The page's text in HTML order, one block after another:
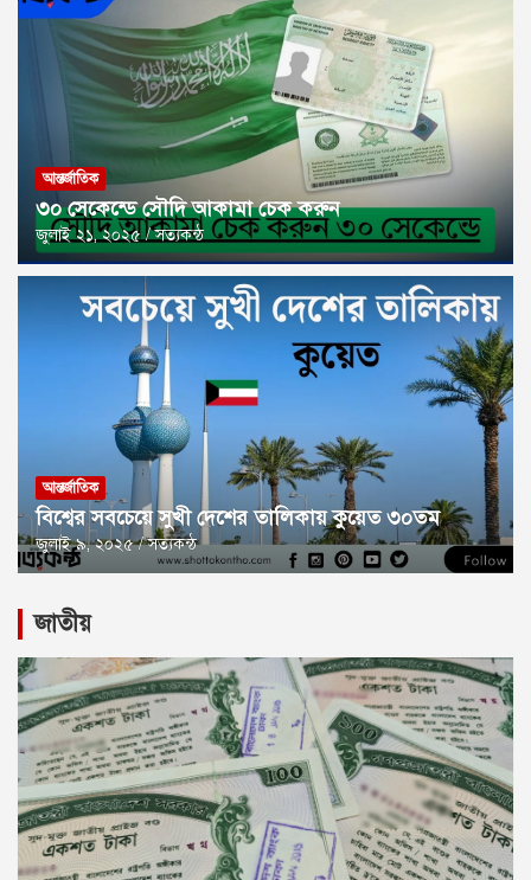
আন্তর্জাতিক
৩০ সেকেন্ডে সৌদি আকামা চেক করুন
জুলাই ২১, ২০২৫ সত্যকন্ঠ
আন্তর্জাতিক
বিশ্বের সবচেয়ে সুখী দেশের তালিকায় কুয়েত ৩০তম
জুলাই ৯, ২০২৫ সত্যকন্ঠ
জাতীয়